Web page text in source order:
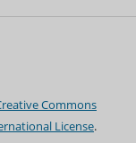
Commons
License.